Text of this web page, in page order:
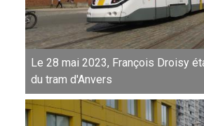
Le 28 mai 2023, François Droisy
du tram d'Anvers